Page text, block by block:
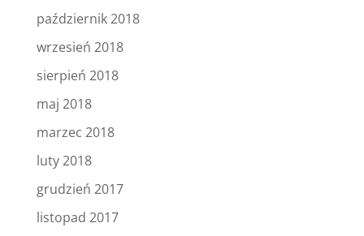
październik 2018
wrzesień 2018
sierpień 2018
maj 2018
marzec 2018
luty 2018
grudzień 2017
listopad 2017